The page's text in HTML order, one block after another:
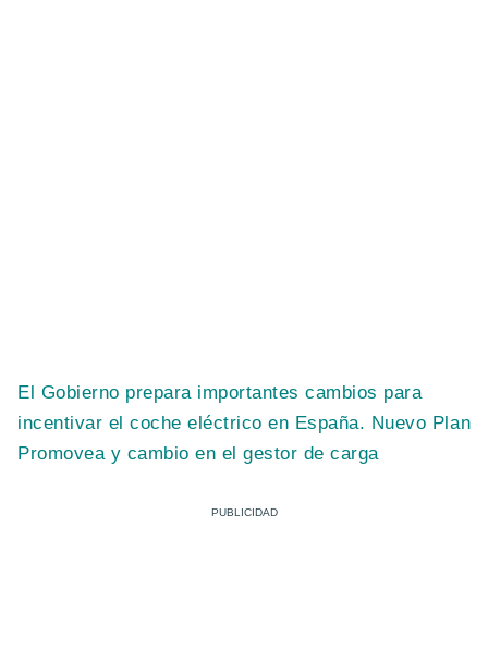
El Gobierno prepara importantes cambios para
incentivar el coche eléctrico en España. Nuevo Plan
Promovea y cambio en el gestor de carga